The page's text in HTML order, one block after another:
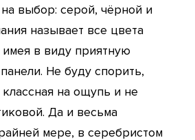
выбор: серой, чёрной и
называет все цвета
в виду приятную
Не буду спорить,
на ощупь и не
Да и весьма
мере, в серебристом